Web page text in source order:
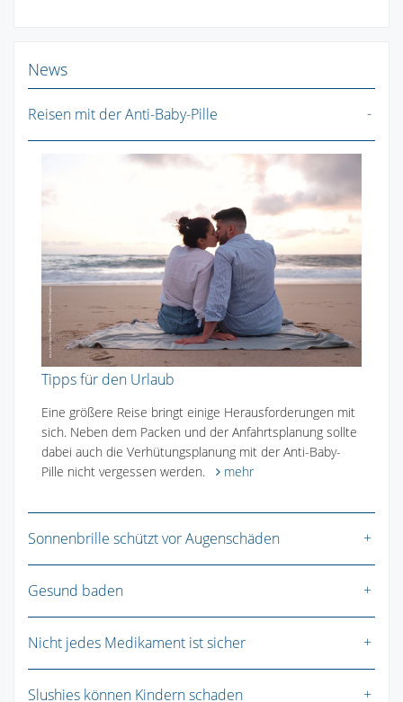
News
Reisen mit der Anti-Baby-Pille
Tipps für den Urlaub
Eine größere Reise bringt einige Herausforderungen mit
sich. Neben dem Packen und der Anfahrtsplanung sollte
dabei auch die Verhütungsplanung mit der Anti-Baby-
Pille nicht vergessen werden.
mehr
Sonnenbrille schützt vor Augenschäden
Gesund baden
Nicht jedes Medikament ist sicher
Slushies können Kindern schaden